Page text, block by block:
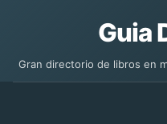
Guia
Gran directorio de libros en